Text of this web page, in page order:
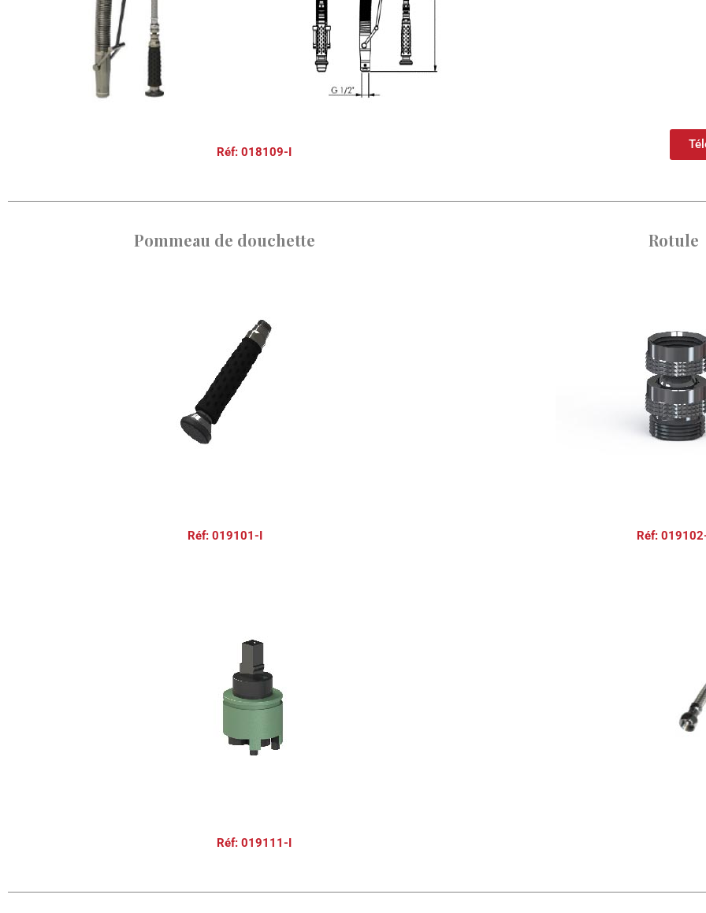
Réf: 018109-I
Pommeau de douchette
Réf: 019101-I
Rotule
Réf:
Réf: 019111-I